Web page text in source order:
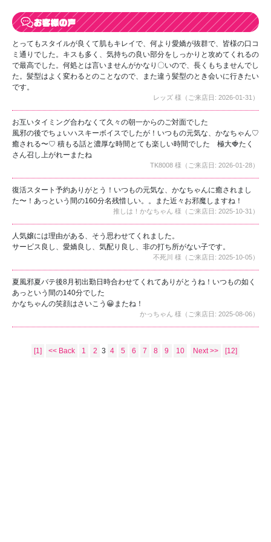
とってもスタイルが良くて肌もキレイで、何より愛嬌が抜群で、皆様の口コ
ミ通りでした。キスも多く、気持ちの良い部分をしっかりと攻めてくれるの
で最高でした。何処とは言いませんがかなり〇いので、長くもちませんでし
た。髪型はよく変わるとのことなので、また違う髪型のとき会いに行きたい
です。
レッズ 様（ご来店日: 2026-01-31）
お互いタイミング合わなくて久々の朝一からのご対面でした
風邪の後でちょいハスキーボイスでしたが！いつもの元気な、かなちゃん♡
癒される〜♡ 積もる話と濃厚な時間とても楽しい時間でした 極大🍓たく
さん召し上がれーまたね
TK8008 様（ご来店日: 2026-01-28）
復活スタート予約ありがとう！いつもの元気な、かなちゃんに癒されまし
た〜！あっという間の160分名残惜しい。。また近々お邪魔しますね！
推しは！かなちゃん 様（ご来店日: 2025-10-31）
人気嬢には理由がある、そう思わせてくれました。
サービス良し、愛嬌良し、気配り良し、非の打ち所がない子です。
不死川 様（ご来店日: 2025-10-05）
夏風邪夏バテ後8月初出勤日時合わせてくれてありがとうね！いつもの如く
あっという間の140分でした
かなちゃんの笑顔はさいこう😀またね！
かっちゃん 様（ご来店日: 2025-08-06）
[1] << Back 1 2 3 4 5 6 7 8 9 10 Next >> [12]